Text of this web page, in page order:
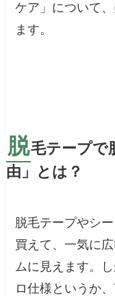
ケア」について
ます。
脱毛テープで
由」とは？
脱毛テープやシ
買えて、一気に
ムに見えます。
ロ仕様というか